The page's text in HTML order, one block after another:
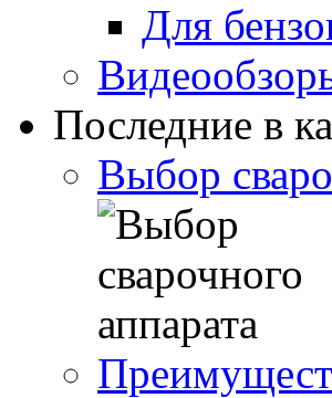
Для
Последние в
Выбор